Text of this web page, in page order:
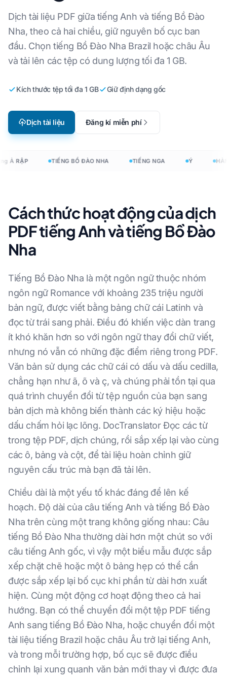
Dịch tài liệu PDF giữa tiếng Anh và tiếng Bồ Đào
Nha, theo cả hai chiều, giữ nguyên bố cục ban
đầu. Chọn tiếng Bồ Đào Nha Brazil hoặc châu Âu
và tải lên các tệp có dung lượng tối đa 1 GB.
Kích thước tệp tối đa 1 GB Giữ định dạng gốc
Dịch tài liệu Đăng kí miễn phí
Ả RẬP TIẾNG BỒ ĐÀO NHA TIẾNG NGA Ý
Cách thức hoạt động của dịch
PDF tiếng Anh và tiếng Bồ Đào
Nha
Tiếng Bồ Đào Nha là một ngôn ngữ thuộc nhóm
ngôn ngữ Romance với khoảng 235 triệu người
bản ngữ, được viết bằng bảng chữ cái Latinh và
đọc từ trái sang phải. Điều đó khiến việc dàn trang
ít khó khăn hơn so với ngôn ngữ thay đổi chữ viết,
nhưng nó vẫn có những đặc điểm riêng trong PDF.
Văn bản sử dụng các chữ cái có dấu và dấu cedilla,
chẳng hạn như ã, õ và ç, và chúng phải tồn tại qua
quá trình chuyển đổi từ tệp nguồn của bạn sang
bản dịch mà không biến thành các ký hiệu hoặc
dấu chấm hỏi lạc lõng. DocTranslator Đọc các từ
trong tệp PDF, dịch chúng, rồi sắp xếp lại vào cùng
các ô, bảng và cột, để tài liệu hoàn chỉnh giữ
nguyên cấu trúc mà bạn đã tải lên.
Chiều dài là một yếu tố khác đáng để lên kế
hoạch. Độ dài của câu tiếng Anh và tiếng Bồ Đào
Nha trên cùng một trang không giống nhau: Câu
tiếng Bồ Đào Nha thường dài hơn một chút so với
câu tiếng Anh gốc, vì vậy một biểu mẫu được sắp
xếp chặt chẽ hoặc một ô bảng hẹp có thể cần
được sắp xếp lại bố cục khi phần từ dài hơn xuất
hiện. Cùng một động cơ hoạt động theo cả hai
hướng. Bạn có thể chuyển đổi một tệp PDF tiếng
Anh sang tiếng Bồ Đào Nha, hoặc chuyển đổi một
tài liệu tiếng Brazil hoặc châu Âu trở lại tiếng Anh,
và trong mỗi trường hợp, bố cục sẽ được điều
chỉnh lại xung quanh văn bản mới thay vì được đưa